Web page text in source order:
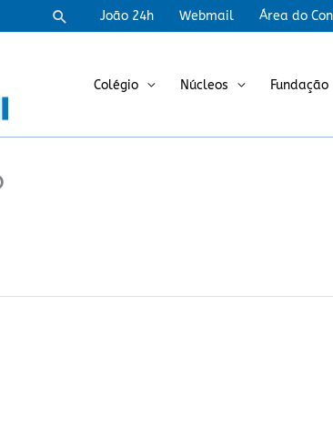
PesquisarJoão 24h Webmail Área do
Colégio Núcleos Fundação